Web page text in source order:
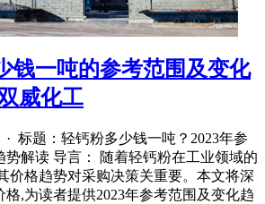
钱一吨的参考范围及变化
威化工
· 标题：轻钙粉多少钱一吨？2023年参
势解读 导言： 随着轻钙粉在工业领域的
价格趋势对采购决策关重要。本文将深
格,为读者提供2023年参考范围及变化趋